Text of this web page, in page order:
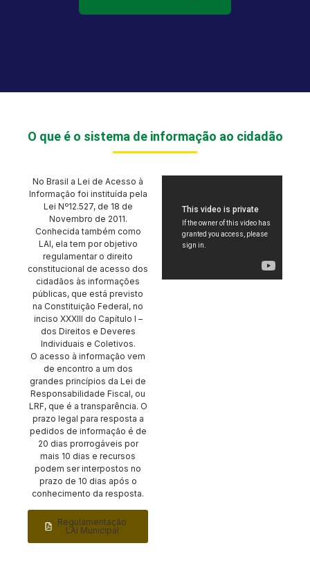
O que é o sistema de informação ao cidadão
No Brasil a Lei de Acesso à
Informação foi instituída pela
Lei Nº12.527, de 18 de
Novembro de 2011.
Conhecida também como
LAI, ela tem por objetivo
regulamentar o direito
constitucional de acesso dos
cidadãos às informações
públicas, que está previsto
na Constituição Federal, no
inciso XXXIII do Capítulo I –
dos Direitos e Deveres
Individuais e Coletivos.
O acesso à informação vem
de encontro a um dos
grandes princípios da Lei de
Responsabilidade Fiscal, ou
LRF, que é a transparência. O
prazo legal para resposta a
pedidos de informação é de
20 dias prorrogáveis por
mais 10 dias e recursos
podem ser interpostos no
prazo de 10 dias após o
conhecimento da resposta.
Regulamentação
LAI Municipal